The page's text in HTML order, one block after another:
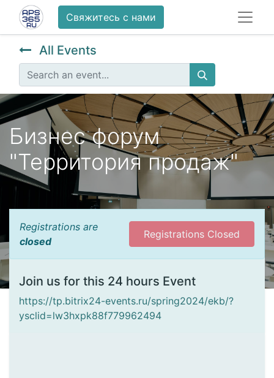
Свяжитесь с нами
All Events
Бизнес форум
"Территория продаж"
Registrations are
closed
Registrations Closed
Join us for this 24 hours Event
https://tp.bitrix24-events.ru/spring2024/ekb/?
ysclid=lw3hxpk88f779962494